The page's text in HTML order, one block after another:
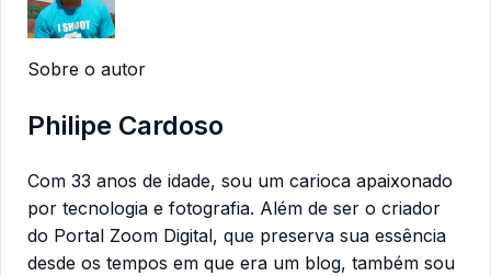
Sobre o autor
Philipe Cardoso
Com 33 anos de idade, sou um carioca apaixonado
por tecnologia e fotografia. Além de ser o criador
do Portal Zoom Digital, que preserva sua essência
desde os tempos em que era um blog, também sou